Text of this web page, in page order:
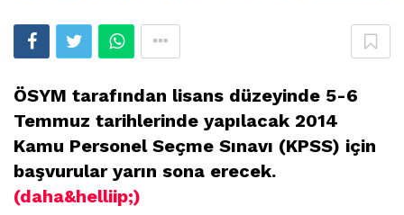
ÖSYM tarafından lisans düzeyinde 5-6
Temmuz tarihlerinde yapılacak 2014
Kamu Personel Seçme Sınavı (KPSS) için
başvurular yarın sona erecek.
(daha&helliip;)